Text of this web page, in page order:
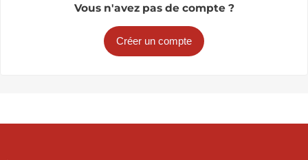
Vous n'avez pas de compte ?
Créer un compte